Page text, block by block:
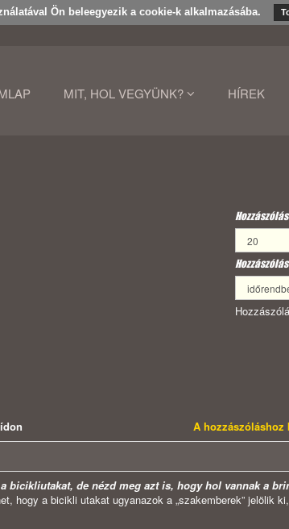
Ön beleegyezik a cookie-k alkalmazásába.
MIT, HOL VEGYÜNK? HÍREK
A hozzászóláshoz
bicikliutakat, de nézd meg azt is, hogy hol vannak a
hogy a bicikli utakat ugyanazok a „szakemberek” jelölik